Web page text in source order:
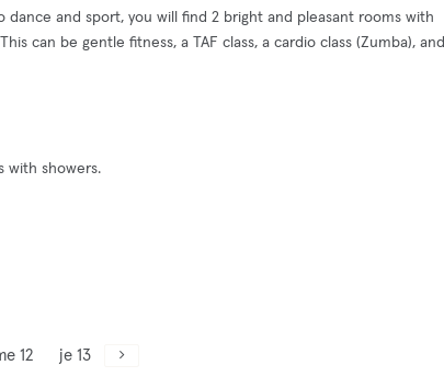
and sport, you will find 2 bright and pleasant rooms with
can be gentle fitness, a TAF class, a cardio class (Zumba), and
with showers.
12 je 13